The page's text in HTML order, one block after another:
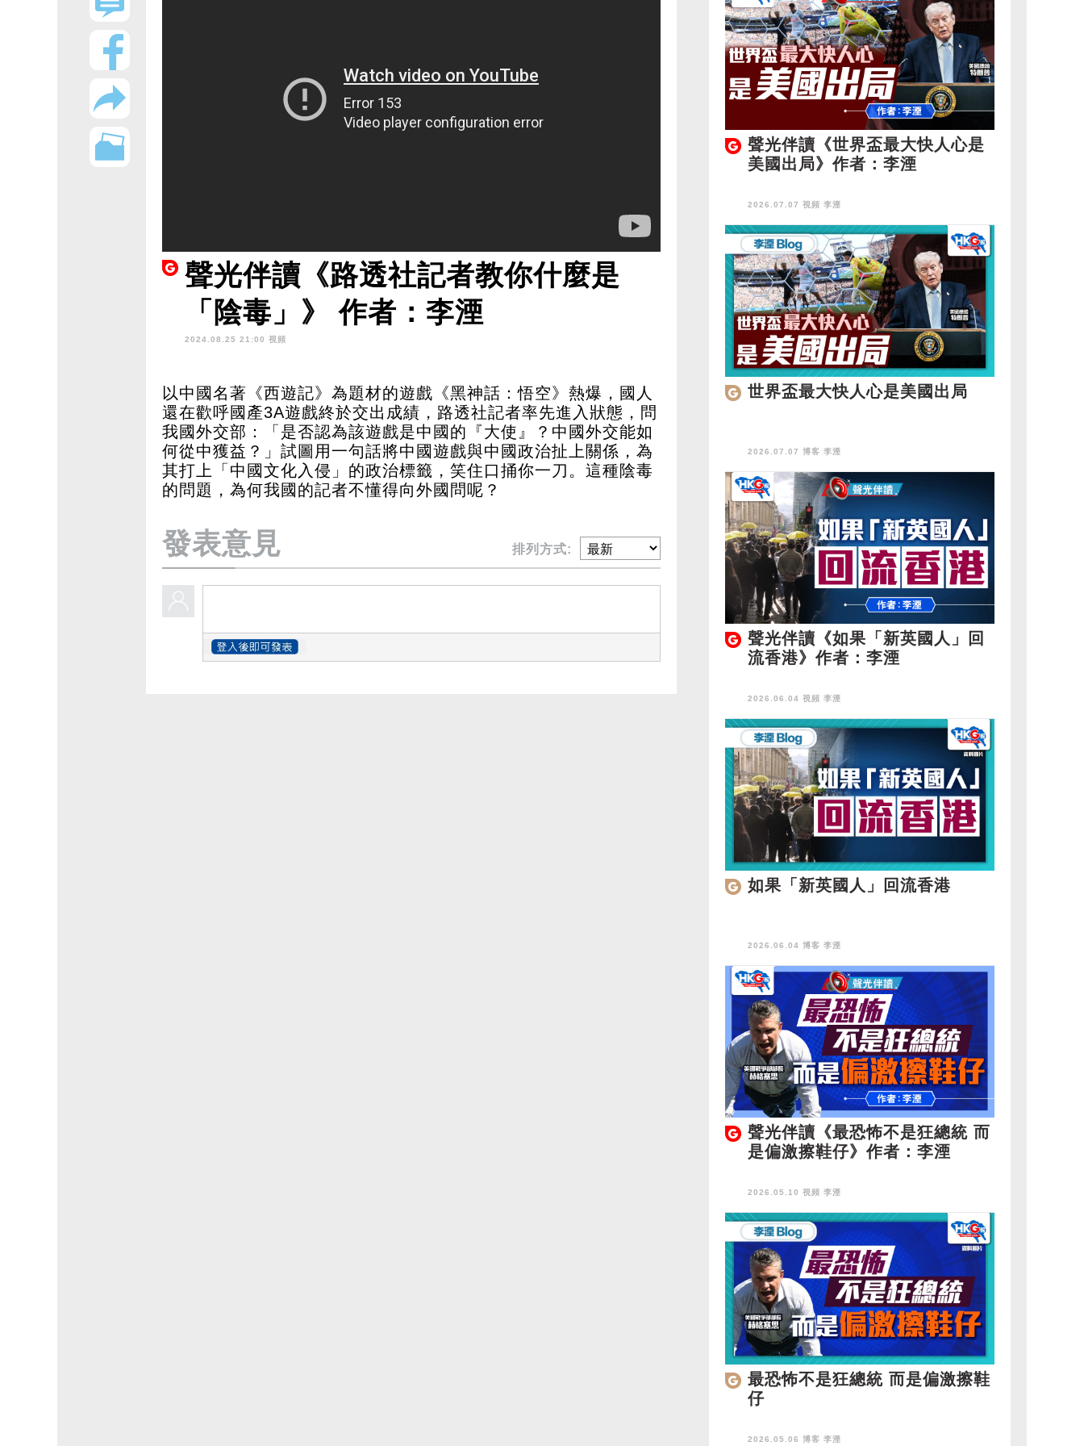
聲光伴讀《路透社記者教你什麼是
「陰毒」》 作者：李湮
2024.08.25 21:00 視頻
以中國名著《西遊記》為題材的遊戲《黑神話：悟空》熱爆，國人
還在歡呼國產3A遊戲終於交出成績，路透社記者率先進入狀態，問
我國外交部：「是否認為該遊戲是中國的『大使』？中國外交能如
何從中獲益？」試圖用一句話將中國遊戲與中國政治扯上關係，為
其打上「中國文化入侵」的政治標籤，笑住口捅你一刀。這種陰毒
的問題，為何我國的記者不懂得向外國問呢？
發表意見 排列方式:
聲光伴讀《世界盃最大快人心是
美國出局》作者：李湮
2026.07.07 視頻 李湮
世界盃最大快人心是美國出局
2026.07.07 博客 李湮
聲光伴讀《如果「新英國人」回
流香港》作者：李湮
2026.06.04 視頻 李湮
如果「新英國人」回流香港
2026.06.04 博客 李湮
聲光伴讀《最恐怖不是狂總統 而
是偏激擦鞋仔》作者：李湮
2026.05.10 視頻 李湮
最恐怖不是狂總統 而是偏激擦鞋
仔
2026.05.06 博客 李湮